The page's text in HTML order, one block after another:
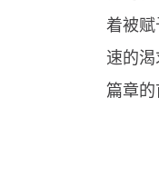
着被
速的
篇章的